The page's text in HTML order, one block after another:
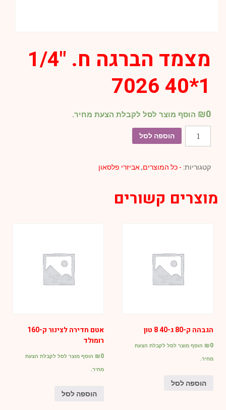
מצמד הברגה ח. "1/4
1*40 7026
₪0 הוסף מוצר לסל לקבלת הצעת מחיר.
כמות
של
הברגה
"1/4
הוספה לסל
קטגוריות: - כל המוצרים,אביזרי פלסאון
מוצרים קשורים
הגבהה ק-80 ג-40 8 טון
₪0
הוסף מוצר לסל לקבלת הצעת
מחיר.
הוספה לסל
אטם חדירה לצינור ק-160
רומולד
₪0
הוסף מוצר לסל לקבלת הצעת
מחיר.
הוספה לסל